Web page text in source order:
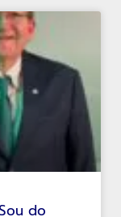
do